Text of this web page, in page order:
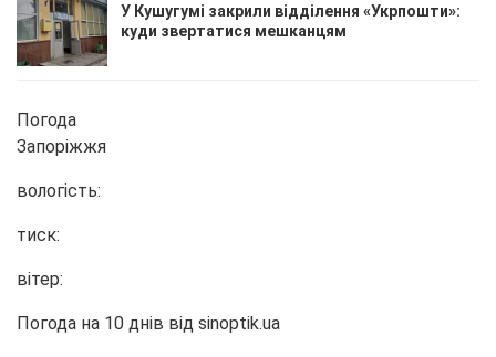
У Кушугумі закрили відділення «Укрпошти»:
куди звертатися мешканцям
Погода
Запоріжжя
вологість:
тиск:
вітер:
Погода на 10 днів від sinoptik.ua